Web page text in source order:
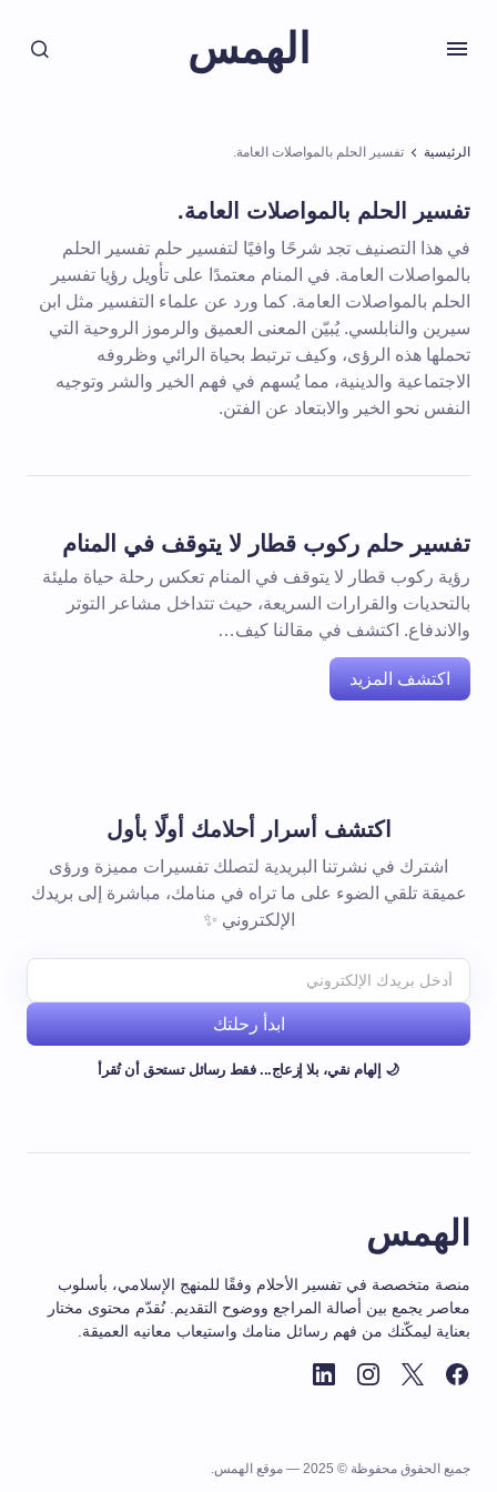
الهمس
الرئيسية تفسير الحلم بالمواصلات العامة.
تفسير الحلم بالمواصلات العامة.
في هذا التصنيف تجد شرحًا وافيًا لتفسير حلم تفسير الحلم
بالمواصلات العامة. في المنام معتمدًا على تأويل رؤيا تفسير
الحلم بالمواصلات العامة. كما ورد عن علماء التفسير مثل ابن
سيرين والنابلسي. يُبيّن المعنى العميق والرموز الروحية التي
تحملها هذه الرؤى، وكيف ترتبط بحياة الرائي وظروفه
الاجتماعية والدينية، مما يُسهم في فهم الخير والشر وتوجيه
النفس نحو الخير والابتعاد عن الفتن.
تفسير حلم ركوب قطار لا يتوقف في المنام
رؤية ركوب قطار لا يتوقف في المنام تعكس رحلة حياة مليئة
بالتحديات والقرارات السريعة، حيث تتداخل مشاعر التوتر
والاندفاع. اكتشف في مقالنا كيف…
اكتشف المزيد
اكتشف أسرار أحلامك أولًا بأول
اشترك في نشرتنا البريدية لتصلك تفسيرات مميزة ورؤى
عميقة تلقي الضوء على ما تراه في منامك، مباشرة إلى بريدك
الإلكتروني ✨
ابدأ رحلتك
🌙 إلهام نقي، بلا إزعاج... فقط رسائل تستحق أن تُقرأ
الهمس
منصة متخصصة في تفسير الأحلام وفقًا للمنهج الإسلامي، بأسلوب
معاصر يجمع بين أصالة المراجع ووضوح التقديم. نُقدّم محتوى مختار
بعناية ليمكّنك من فهم رسائل منامك واستيعاب معانيه العميقة.
جميع الحقوق محفوظة © 2025 — موقع الهمس.